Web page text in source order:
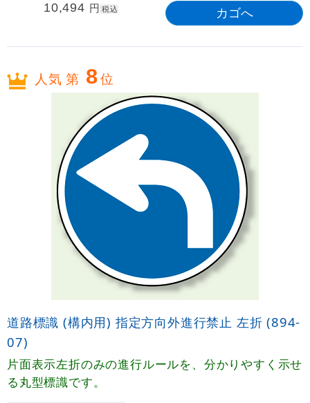
10,494 円 税込
人気 第 8位
道路標識 (構内用) 指定方向外進行禁止 左折 (894-
07)
片面表示左折のみの進行ルールを、分かりやすく示せ
る丸型標識です。